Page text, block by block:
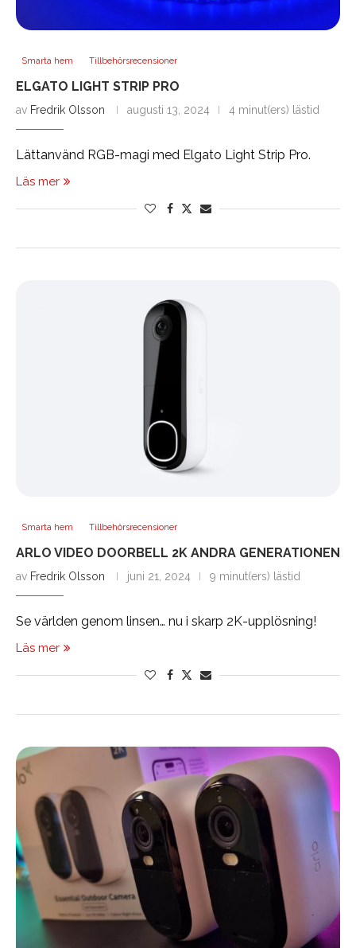
Smarta hem Tillbehörsrecensioner
ELGATO LIGHT STRIP PRO
av Fredrik Olsson augusti 13, 2024 4 minut(ers) lästid
Lättanvänd RGB-magi med Elgato Light Strip Pro.
Läs mer
Smarta hem Tillbehörsrecensioner
ARLO VIDEO DOORBELL 2K ANDRA GENERATIONEN
av Fredrik Olsson juni 21, 2024 9 minut(ers) lästid
Se världen genom linsen… nu i skarp 2K-upplösning!
Läs mer